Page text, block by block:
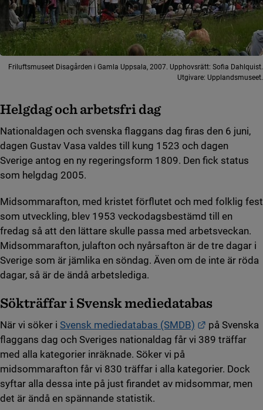
Friluftsmuseet Disagården i Gamla Uppsala, 2007. Upphovsrätt: Sofia Dahlquist.
Utgivare: Upplandsmuseet.
Helgdag och arbetsfri dag
Nationaldagen och svenska flaggans dag firas den 6 juni,
dagen Gustav Vasa valdes till kung 1523 och dagen
Sverige antog en ny regeringsform 1809. Den fick status
som helgdag 2005.
Midsommarafton, med kristet förflutet och med folklig fest
som utveckling, blev 1953 veckodagsbestämd till en
fredag så att den lättare skulle passa med arbetsveckan.
Midsommarafton, julafton och nyårsafton är de tre dagar i
Sverige som är jämlika en söndag. Även om de inte är röda
dagar, så är de ändå arbetslediga.
Sökträffar i Svensk mediedatabas
När vi söker i Svensk mediedatabas (SMDB) Länk till
på Svenska
flaggans dag och Sveriges nationaldag får vi 389 träffar
med alla kategorier inräknade. Söker vi på
midsommarafton får vi 830 träffar i alla kategorier. Dock
syftar alla dessa inte på just firandet av midsommar, men
det är ändå en spännande statistik.